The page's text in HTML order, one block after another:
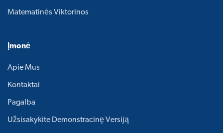
Matematinės Viktorinos
Įmonė
Apie Mus
Kontaktai
Pagalba
Užsisakykite Demonstracinę Versiją